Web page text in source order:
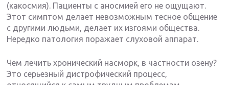
(какосмия). Пациенты с аносмией его не ощущают.
Этот симптом делает невозможным тесное общение
с другими людьми, делает их изгоями общества.
Нередко патология поражает слуховой аппарат.
Чем лечить хронический насморк, в частности озену?
Это серьезный дистрофический процесс,